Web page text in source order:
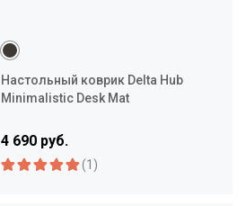
Настольный коврик Delta Hub
Minimalistic Desk Mat
4 690 руб.
(1)